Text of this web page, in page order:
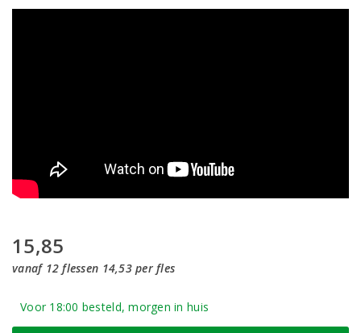
15,85
vanaf 12 flessen 14,53 per fles
Voor 18:00 besteld, morgen in huis